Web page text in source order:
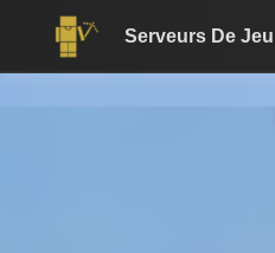
Serveurs De Jeu